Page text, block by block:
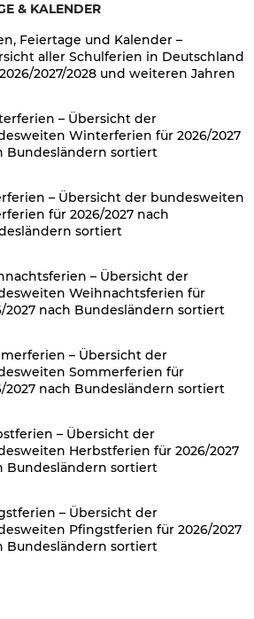
& KALENDER
Feiertage und Kalender –
aller Schulferien in Deutschland
2027/2028 und weiteren Jahren
– Übersicht der
Winterferien für 2026/2027
Bundesländern sortiert
– Übersicht der bundesweiten
für 2026/2027 nach
sortiert
– Übersicht der
Weihnachtsferien für
2027 nach Bundesländern sortiert
– Übersicht der
Sommerferien für
2027 nach Bundesländern sortiert
– Übersicht der
Herbstferien für 2026/2027
Bundesländern sortiert
– Übersicht der
Pfingstferien für 2026/2027
Bundesländern sortiert